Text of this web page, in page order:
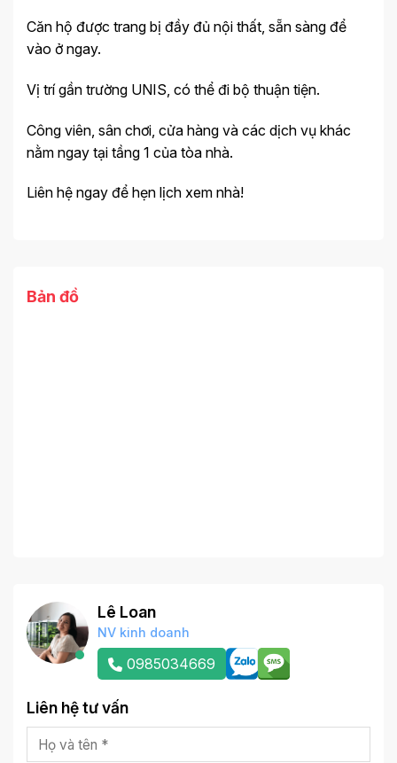
Căn hộ được trang bị đầy đủ nội thất, sẵn sàng để
vào ở ngay.
Vị trí gần trường UNIS, có thể đi bộ thuận tiện.
Công viên, sân chơi, cửa hàng và các dịch vụ khác
nằm ngay tại tầng 1 của tòa nhà.
Liên hệ ngay để hẹn lịch xem nhà!
Bản đồ
Lê Loan
NV kinh doanh
0985034669
Liên hệ tư vấn